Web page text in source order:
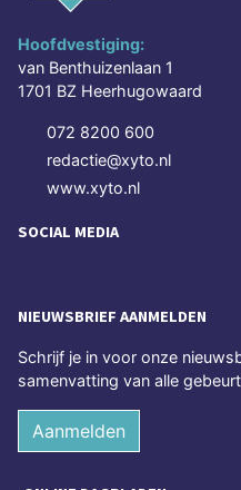
Hoofdvestiging:
van Benthuizenlaan 1
1701 BZ Heerhugowaard
072 8200 600
redactie@xyto.nl
www.xyto.nl
SOCIAL MEDIA
NIEUWSBRIEF AANMELDEN
Schrijf je in voor onze
samenvatting van alle
Aanmelden